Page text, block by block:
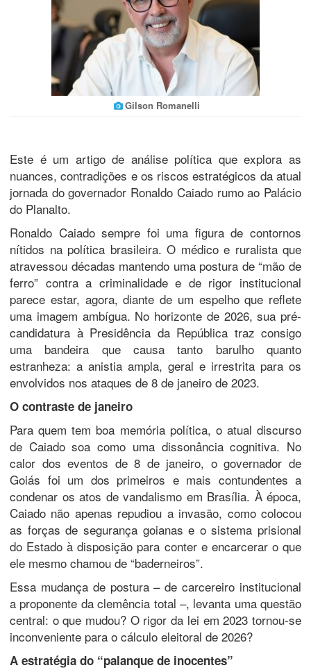
Gilson Romanelli
Este é um artigo de análise política que explora as
nuances, contradições e os riscos estratégicos da atual
jornada do governador Ronaldo Caiado rumo ao Palácio
do Planalto.
​Ronaldo Caiado sempre foi uma figura de contornos
nítidos na política brasileira. O médico e ruralista que
atravessou décadas mantendo uma postura de “mão de
ferro” contra a criminalidade e de rigor institucional
parece estar, agora, diante de um espelho que reflete
uma imagem ambígua. No horizonte de 2026, sua pré-
candidatura à Presidência da República traz consigo
uma bandeira que causa tanto barulho quanto
estranheza: a anistia ampla, geral e irrestrita para os
envolvidos nos ataques de 8 de janeiro de 2023.
​O contraste de janeiro
​Para quem tem boa memória política, o atual discurso
de Caiado soa como uma dissonância cognitiva. No
calor dos eventos de 8 de janeiro, o governador de
Goiás foi um dos primeiros e mais contundentes a
condenar os atos de vandalismo em Brasília. À época,
Caiado não apenas repudiou a invasão, como colocou
as forças de segurança goianas e o sistema prisional
do Estado à disposição para conter e encarcerar o que
ele mesmo chamou de “baderneiros”.
​Essa mudança de postura – de carcereiro institucional
a proponente da clemência total –, levanta uma questão
central: o que mudou? O rigor da lei em 2023 tornou-se
inconveniente para o cálculo eleitoral de 2026?
A estratégia do “palanque de inocentes”